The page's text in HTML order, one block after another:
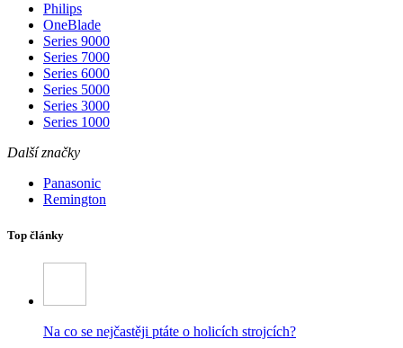
Philips
OneBlade
Series 9000
Series 7000
Series 6000
Series 5000
Series 3000
Series 1000
Další značky
Panasonic
Remington
Top články
Na co se nejčastěji ptáte o holicích strojcích?